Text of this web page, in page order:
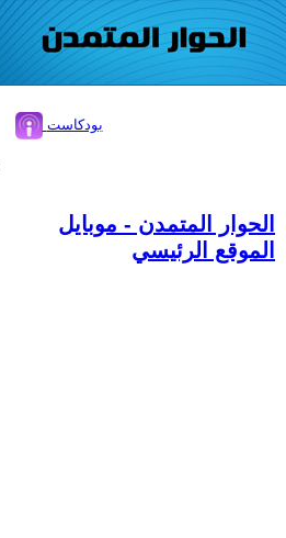
بودكاست
الحوار المتمدن - موبايل
الموقع الرئيسي